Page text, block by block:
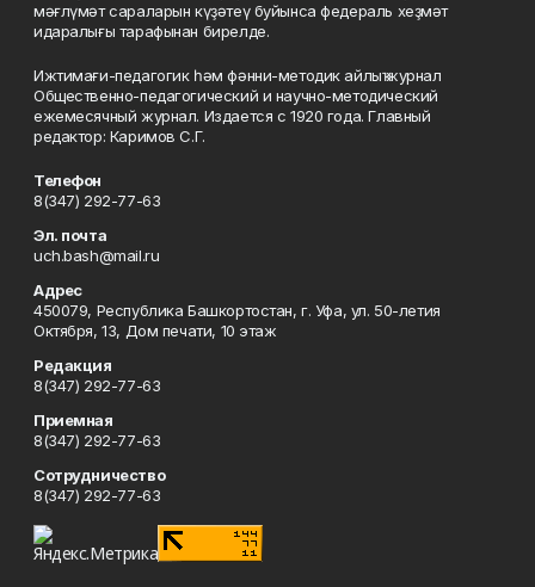
мәғлүмәт сараларын күҙәтеү буйынса федераль хеҙмәт
идаралығы тарафынан бирелде.
Ижтимағи-педагогик һәм фәнни-методик айлыҡ журнал
Общественно-педагогический и научно-методический
ежемесячный журнал. Издается с 1920 года. Главный
редактор: Каримов С.Г.
Телефон
8(347) 292-77-63
Эл. почта
uch.bash@mail.ru
Адрес
450079, Республика Башкортостан, г. Уфа, ул. 50-летия
Октября, 13, Дом печати, 10 этаж
Редакция
8(347) 292-77-63
Приемная
8(347) 292-77-63
Сотрудничество
8(347) 292-77-63